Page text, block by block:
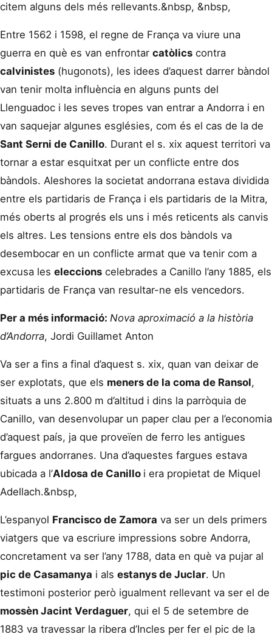
citem alguns dels més rellevants.&nbsp, &nbsp,
Entre 1562 i 1598, el regne de França va viure una
guerra en què es van enfrontar catòlics contra
calvinistes (hugonots), les idees d’aquest darrer bàndol
van tenir molta influència en alguns punts del
Llenguadoc i les seves tropes van entrar a Andorra i en
van saquejar algunes esglésies, com és el cas de la de
Sant Serni de Canillo. Durant el s. xix aquest territori va
tornar a estar esquitxat per un conflicte entre dos
bàndols. Aleshores la societat andorrana estava dividida
entre els partidaris de França i els partidaris de la Mitra,
més oberts al progrés els uns i més reticents als canvis
els altres. Les tensions entre els dos bàndols va
desembocar en un conflicte armat que va tenir com a
excusa les eleccions celebrades a Canillo l’any 1885, els
partidaris de França van resultar-ne els vencedors.
Per a més informació: Nova aproximació a la història
d’Andorra, Jordi Guillamet Anton
Va ser a fins a final d’aquest s. xix, quan van deixar de
ser explotats, que els meners de la coma de Ransol,
situats a uns 2.800 m d’altitud i dins la parròquia de
Canillo, van desenvolupar un paper clau per a l’economia
d’aquest país, ja que proveïen de ferro les antigues
fargues andorranes. Una d’aquestes fargues estava
ubicada a l’Aldosa de Canillo i era propietat de Miquel
Adellach.&nbsp,
L’espanyol Francisco de Zamora va ser un dels primers
viatgers que va escriure impressions sobre Andorra,
concretament va ser l’any 1788, data en què va pujar al
pic de Casamanya i als estanys de Juclar. Un
testimoni posterior però igualment rellevant va ser el de
mossèn Jacint Verdaguer, qui el 5 de setembre de
1883 va travessar la ribera d’Incles per fer el pic de la